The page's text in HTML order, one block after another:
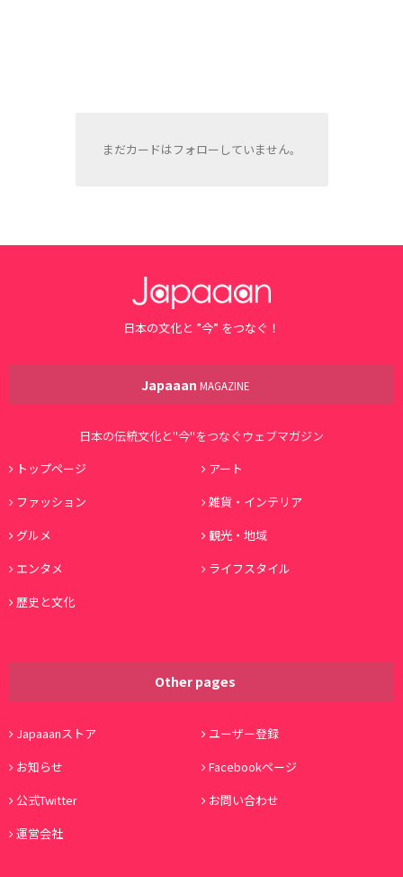
まだカードはフォローしていません。
日本の文化と ”今” をつなぐ！
Japaaan MAGAZINE
日本の伝統文化と"今"をつなぐウェブマガジン
トップページ
アート
ファッション
雑貨・インテリア
グルメ
観光・地域
エンタメ
ライフスタイル
歴史と文化
Other pages
Japaaanストア
ユーザー登録
お知らせ
Facebookページ
公式Twitter
お問い合わせ
運営会社